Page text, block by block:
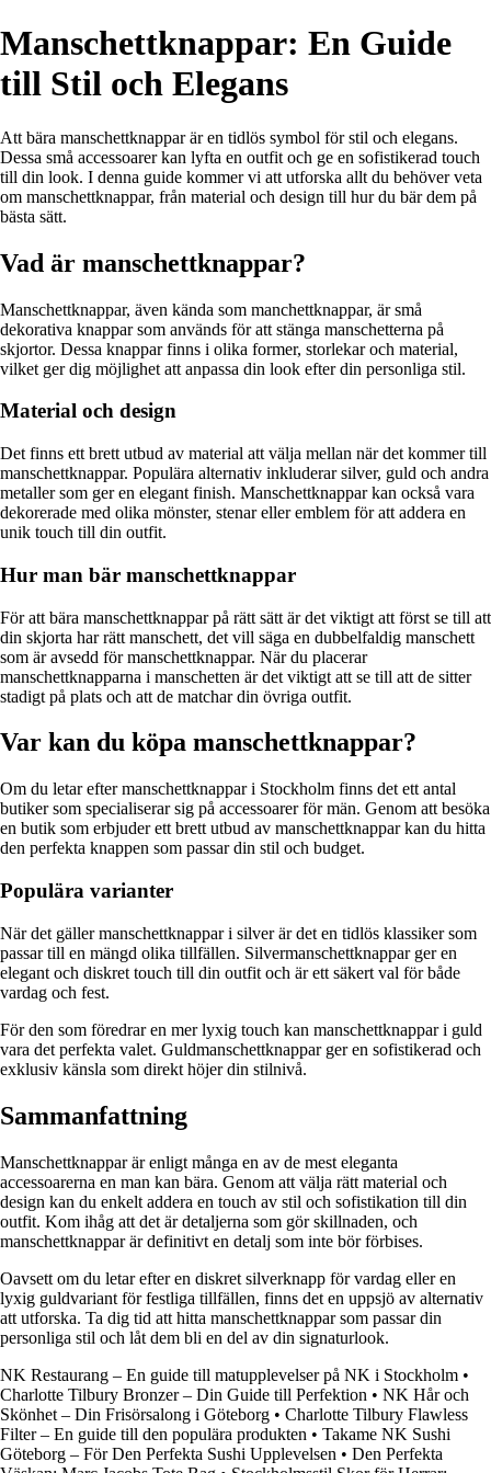
Manschettknappar: En Guide
till Stil och Elegans
Att bära manschettknappar är en tidlös symbol för stil och elegans.
Dessa små accessoarer kan lyfta en outfit och ge en sofistikerad touch
till din look. I denna guide kommer vi att utforska allt du behöver veta
om manschettknappar, från material och design till hur du bär dem på
bästa sätt.
Vad är manschettknappar?
Manschettknappar, även kända som manchettknappar, är små
dekorativa knappar som används för att stänga manschetterna på
skjortor. Dessa knappar finns i olika former, storlekar och material,
vilket ger dig möjlighet att anpassa din look efter din personliga stil.
Material och design
Det finns ett brett utbud av material att välja mellan när det kommer till
manschettknappar. Populära alternativ inkluderar silver, guld och andra
metaller som ger en elegant finish. Manschettknappar kan också vara
dekorerade med olika mönster, stenar eller emblem för att addera en
unik touch till din outfit.
Hur man bär manschettknappar
För att bära manschettknappar på rätt sätt är det viktigt att först se till att
din skjorta har rätt manschett, det vill säga en dubbelfaldig manschett
som är avsedd för manschettknappar. När du placerar
manschettknapparna i manschetten är det viktigt att se till att de sitter
stadigt på plats och att de matchar din övriga outfit.
Var kan du köpa manschettknappar?
Om du letar efter manschettknappar i Stockholm finns det ett antal
butiker som specialiserar sig på accessoarer för män. Genom att besöka
en butik som erbjuder ett brett utbud av manschettknappar kan du hitta
den perfekta knappen som passar din stil och budget.
Populära varianter
När det gäller manschettknappar i silver är det en tidlös klassiker som
passar till en mängd olika tillfällen. Silvermanschettknappar ger en
elegant och diskret touch till din outfit och är ett säkert val för både
vardag och fest.
För den som föredrar en mer lyxig touch kan manschettknappar i guld
vara det perfekta valet. Guldmanschettknappar ger en sofistikerad och
exklusiv känsla som direkt höjer din stilnivå.
Sammanfattning
Manschettknappar är enligt många en av de mest eleganta
accessoarerna en man kan bära. Genom att välja rätt material och
design kan du enkelt addera en touch av stil och sofistikation till din
outfit. Kom ihåg att det är detaljerna som gör skillnaden, och
manschettknappar är definitivt en detalj som inte bör förbises.
Oavsett om du letar efter en diskret silverknapp för vardag eller en
lyxig guldvariant för festliga tillfällen, finns det en uppsjö av alternativ
att utforska. Ta dig tid att hitta manschettknappar som passar din
personliga stil och låt dem bli en del av din signaturlook.
NK Restaurang – En guide till matupplevelser på NK i Stockholm •
Charlotte Tilbury Bronzer – Din Guide till Perfektion • NK Hår och
Skönhet – Din Frisörsalong i Göteborg • Charlotte Tilbury Flawless
Filter – En guide till den populära produkten • Takame NK Sushi
Göteborg – För Den Perfekta Sushi Upplevelsen • Den Perfekta